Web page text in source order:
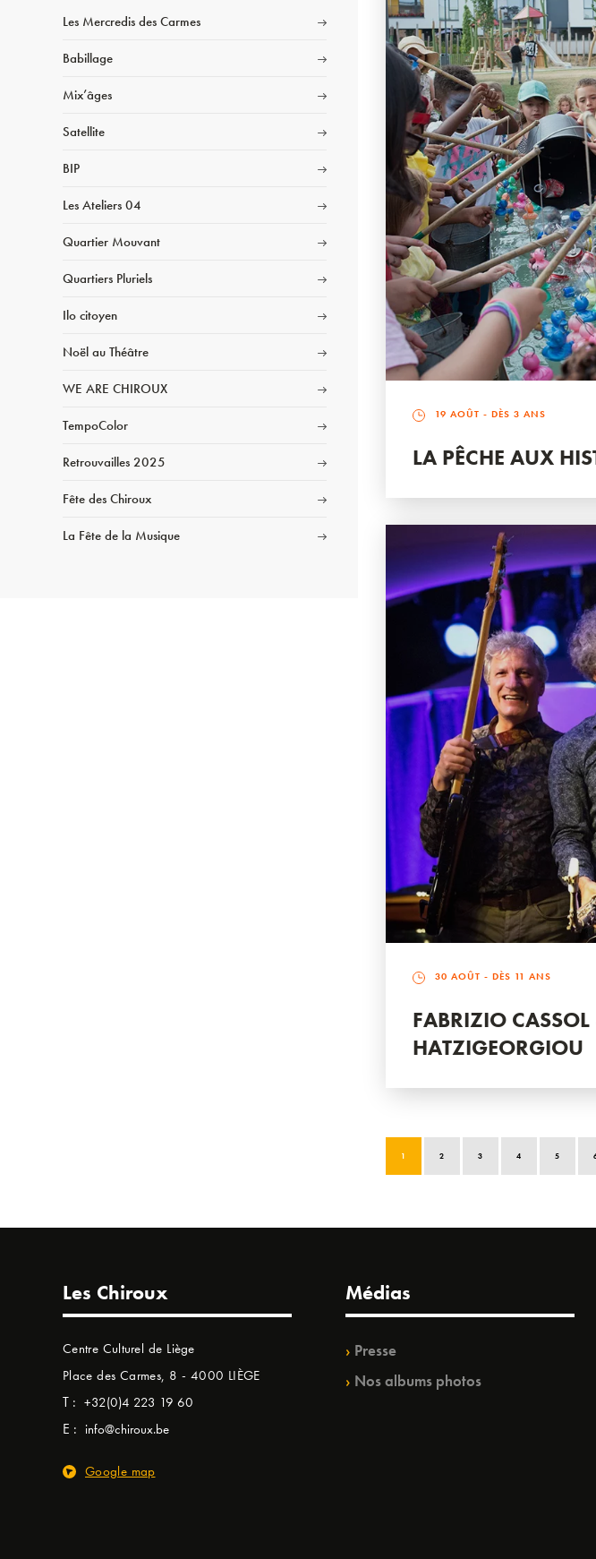
Les Mercredis des Carmes
Babillage
Mix’âges
Satellite
BIP
Les Ateliers 04
Quartier Mouvant
Quartiers Pluriels
Ilo citoyen
Noël au Théâtre
WE ARE CHIROUX
TempoColor
Retrouvailles 2025
Fête des Chiroux
La Fête de la Musique
19 AOÛT - DÈS 3 ANS
LA PÊCHE AUX
30 AOÛT - DÈS 11 ANS
FABRIZIO
HATZIGEORGIOU
1 2 3 4 5
Les Chiroux
Centre Culturel de Liège
Place des Carmes, 8 - 4000 LIÈGE
T : +32(0)4 223 19 60
E : info@chiroux.be
Google map
Médias
Presse
Nos albums photos